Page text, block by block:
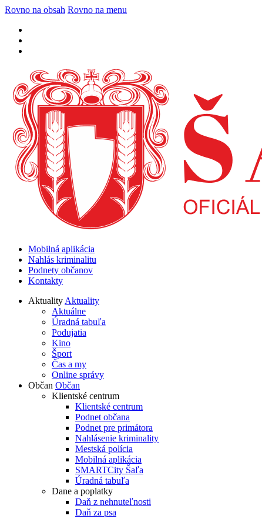
Rovno na obsah Rovno na menu
Mobilná aplikácia
Nahlás kriminalitu
Podnety občanov
Kontakty
AktualityAktuality
Aktuálne
Úradná tabuľa
Podujatia
Kino
Šport
Čas a my
Online správy
Občan Občan
Klientské centrum
Klientské centrum
Podnet občana
Podnet pre primátora
Nahlásenie kriminality
Mestská polícia
Mobilná aplikácia
SMARTCity Šaľa
Úradná tabuľa
Dane a poplatky
Daň z nehnuteľnosti
Daň za psa